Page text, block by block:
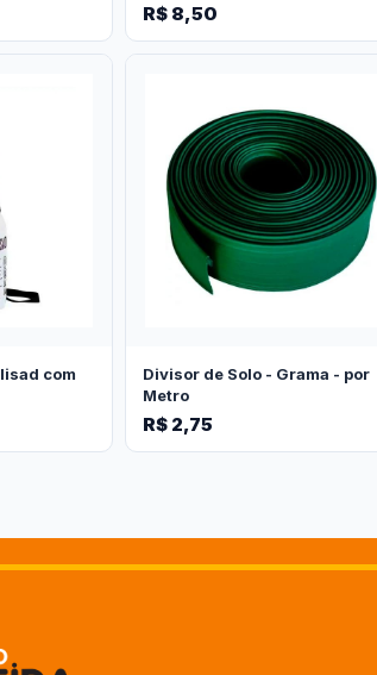
R$ 8,50
com
Divisor de Solo - Grama - por
Metro
R$ 2,75